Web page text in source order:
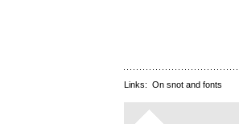
Links: On snot and fonts